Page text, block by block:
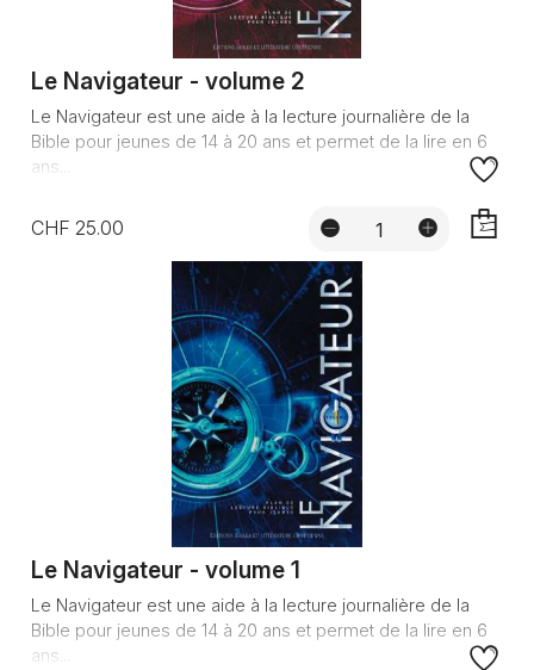
Le Navigateur - volume 2
Le Navigateur est une aide à la lecture journalière de la
Bible pour jeunes de 14 à 20 ans et permet de la lire en 6
ans...
CHF 25.00
Le Navigateur - volume 1
Le Navigateur est une aide à la lecture journalière de la
Bible pour jeunes de 14 à 20 ans et permet de la lire en 6
ans...